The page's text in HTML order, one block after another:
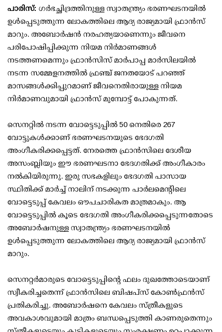
പാരിസ്: ​ ഗർഭച്ഛിദ്രത്തിനുള്ള സ്വാതന്ത്ര്യം ഭരണഘടനയിൽ
ഉൾപ്പെടുത്തുന്ന ലോകത്തിലെ ആദ്യ രാജ്യമായി ഫ്രാൻസ്
മാറും. അബോർഷൻ നരഹത്യയാണെന്നും ജീവനെ
പരിപോഷിപ്പിക്കുന്ന നിയമ നിർമാണങ്ങൾ
നടത്തണമെന്നും ഫ്രാൻസിസ് മാർപാപ്പ മാർസിലയിൽ
നടന്ന സമ്മേളനത്തിൽ ഫ്രഞ്ച് ജനതയോട് പറഞ്ഞ്
മാസങ്ങൾക്കിപ്പുറമാണ് ജീവനെതിരായുള്ള നിയമ
നിർമാണവുമായി ഫ്രാൻസ് മുമ്പോട്ട് പോകുന്നത്.
സെനറ്റിൽ നടന്ന വോട്ടെടുപ്പിൽ 50 നെതിരെ 267
വോട്ടുകൾക്കാണ് ഭരണഘടനയുടെ ഭേദഗതി
അംഗീകരിക്കപ്പെട്ടത്. നേരത്തെ ഫ്രാൻസിലെ ദേശീയ
അസംബ്ലിയും ഈ ഭരണഘടനാ ഭേദഗതിക്ക് അംഗീകാരം
നൽകിയിരുന്നു. ഇരു സഭകളിലും ഭേദഗതി പാസായ
സ്ഥിതിക്ക് മാർച്ച് നാലിന് നടക്കുന്ന പാർലമെന്റിലെ
വോട്ടെടുപ്പ് കേവലം ഔപചാരികത മാത്രമാകും. ആ
വോട്ടെടുപ്പിൽ കൂടെ ഭേദഗതി അംഗീകരിക്കപ്പെടുന്നതോടെ
അബോർഷനുള്ള സ്വാതന്ത്ര്യം ഭരണഘടനയിൽ
ഉൾപ്പെടുത്തുന്ന ലോകത്തിലെ ആദ്യ രാജ്യമായി ഫ്രാൻസ്
മാറും.
സെനറ്റർമാരുടെ വോട്ടെടുപ്പിന്റെ ഫലം ദുഖത്തോടെയാണ്
സ്വീകരിച്ചതെന്ന് ഫ്രാൻസിലെ ബിഷപ്‌സ് കോൺഫ്രൻസ്
പ്രതികരിച്ചു. അബോർഷനെ കേവലം സ്ത്രീകളുടെ
അവകാശവുമായി മാത്രം ബന്ധപ്പെടുത്തി കാണരുതെന്നും